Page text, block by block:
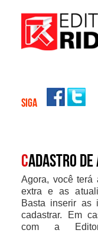
SIGA
Cadastro
Agora, você terá
extra e as
Basta inserir as
cadastrar. Em
com a